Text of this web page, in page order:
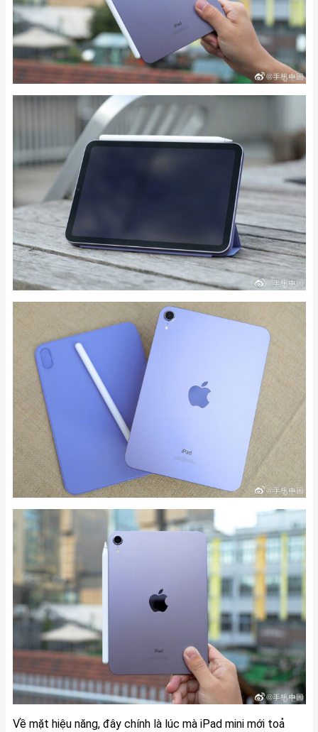
Về mặt hiệu năng, đây chính là lúc mà iPad mini mới toả